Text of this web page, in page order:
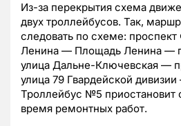
Из-за перекрытия схема
двух троллейбусов. Так,
следовать по схеме:
Ленина — Площадь Ленина —
улица Дальне-Ключевская —
улица 79 Гвардейской
Троллейбус №5 приостановит
время ремонтных работ.